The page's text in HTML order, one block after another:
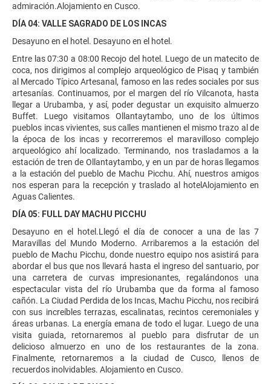
admiración.Alojamiento en Cusco.
DÍA 04: VALLE SAGRADO DE LOS INCAS
Desayuno en el hotel. Desayuno en el hotel.
Entre las 07:30 a 08:00 Recojo del hotel. Luego de un matecito de
coca, nos dirigimos al complejo arqueológico de Pisaq y también
al Mercado Típico Artesanal, famoso en las redes sociales por sus
artesanías. Continuamos, por el margen del río Vilcanota, hasta
llegar a Urubamba, y así, poder degustar un exquisito almuerzo
Buffet. Luego visitamos Ollantaytambo, uno de los últimos
pueblos incas vivientes, sus calles mantienen el mismo trazo al de
la época de los incas y recorreremos el maravilloso complejo
arqueológico ahí localizado. Terminando, nos trasladamos a la
estación de tren de Ollantaytambo, y en un par de horas llegamos
a la estación del pueblo de Machu Picchu. Ahí, nuestros amigos
nos esperan para la recepción y traslado al hotelAlojamiento en
Aguas Calientes.
DÍA 05: FULL DAY MACHU PICCHU
Desayuno en el hotel.Llegó el día de conocer a una de las 7
Maravillas del Mundo Moderno. Arribaremos a la estación del
pueblo de Machu Picchu, donde nuestro equipo nos asistirá para
abordar el bus que nos llevará hasta el ingreso del santuario, por
una carretera de curvas impresionantes, regalándonos una
espectacular vista del río Urubamba que da forma al famoso
cañón. La Ciudad Perdida de los Incas, Machu Picchu, nos recibirá
con sus increíbles terrazas, escalinatas, recintos ceremoniales y
áreas urbanas. La energía emana de todo el lugar. Luego de una
visita guiada, retornaremos al pueblo para disfrutar de un
delicioso almuerzo en uno de los restaurantes de la zona.
Finalmente, retornaremos a la ciudad de Cusco, llenos de
recuerdos inolvidables. Alojamiento en Cusco.